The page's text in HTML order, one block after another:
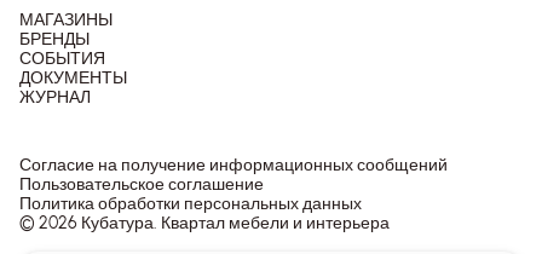
МАГАЗИНЫ
БРЕНДЫ
СОБЫТИЯ
ДОКУМЕНТЫ
ЖУРНАЛ
© 2026 Кубатура. Квартал мебели и интерьера
Согласие на получение информационных сообщений
Пользовательское соглашение
Политика обработки персональных данных